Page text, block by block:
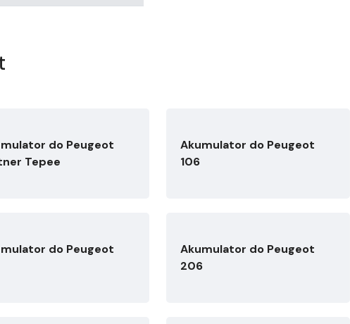
do Peugeot
Tepee
Akumulator do Peugeot
106
do Peugeot
Akumulator do Peugeot
206